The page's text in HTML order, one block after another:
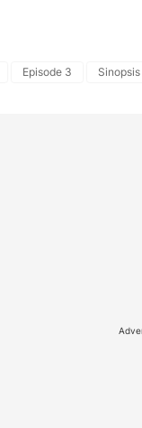
Episode 3 Sinopsis